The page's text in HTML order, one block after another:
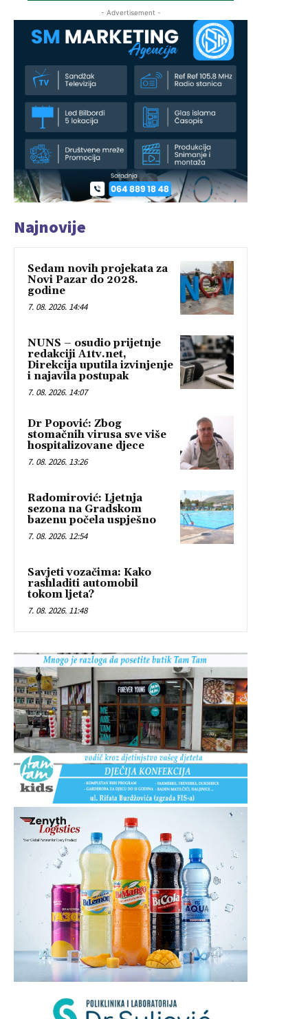
- Advertisement -
Najnovije
Sedam novih projekata za
Novi Pazar do 2028.
godine
7. 08. 2026. 14:44
NUNS – osudio prijetnje
redakciji A1tv.net,
Direkcija uputila izvinjenje
i najavila postupak
7. 08. 2026. 14:07
Dr Popović: Zbog
stomačnih virusa sve više
hospitalizovane djece
7. 08. 2026. 13:26
Radomirović: Ljetnja
sezona na Gradskom
bazenu počela uspješno
7. 08. 2026. 12:54
Savjeti vozačima: Kako
rashladiti automobil
tokom ljeta?
7. 08. 2026. 11:48